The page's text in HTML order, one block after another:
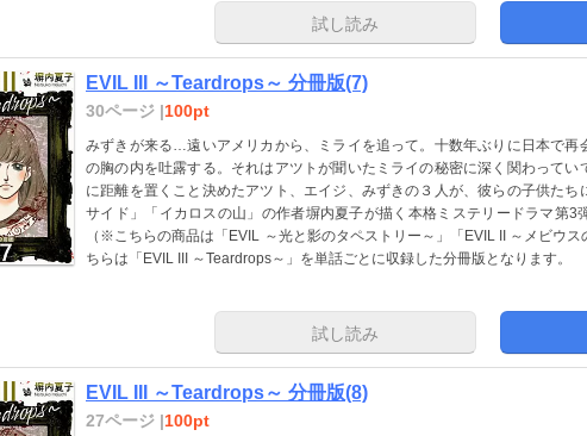
試し読み
EVIL III ～Teardrops～ 分冊版(7)
30ページ |100pt
みずきが来る…遠いアメリカから、ミライを追って。十数年ぶりに日本で再
の胸の内を吐露する。それはアツトが聞いたミライの秘密に深く関わって
に距離を置くこと決めたアツト、エイジ、みずきの３人が、彼らの子供たち
サイド」「イカロスの山」の作者塀内夏子が描く本格ミステリードラマ第3
（※こちらの商品は「EVIL ～光と影のタペストリー～」「EVIL II ～メビウ
ちらは「EVIL III ～Teardrops～」を単話ごとに収録した分冊版となります。
試し読み
EVIL III ～Teardrops～ 分冊版(8)
27ページ |100pt